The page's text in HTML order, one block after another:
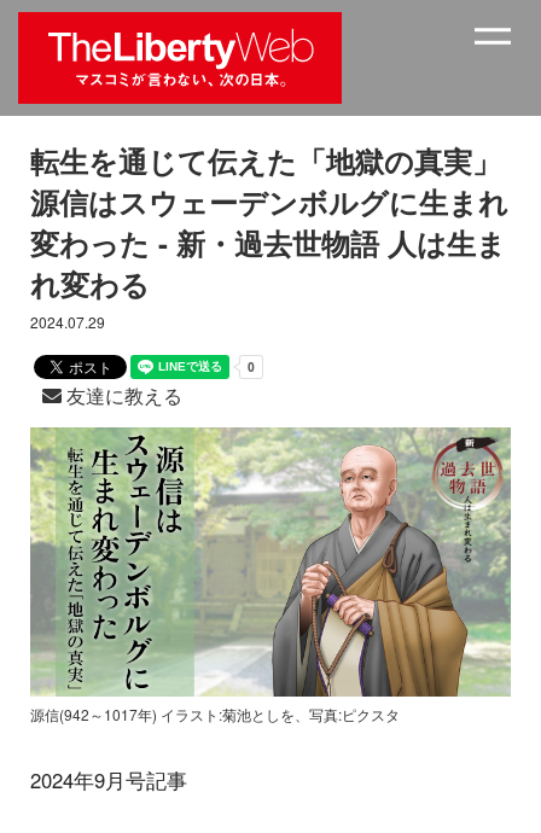
転生を通じて伝えた「地獄の真実」
源信はスウェーデンボルグに生まれ
変わった - 新・過去世物語 人は生ま
れ変わる
2024.07.29
友達に教える
源信(942～1017年) イラスト:菊池としを、写真:ピクスタ
2024年9月号記事